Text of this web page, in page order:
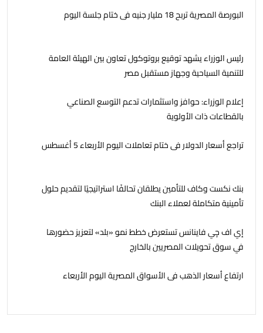
البورصة المصرية تربح 18 مليار جنيه فى ختام جلسة اليوم
رئيس الوزراء يشهد توقيع بروتوكول تعاون بين الهيئة العامة
للتنمية السياحية وجهاز مستقبل مصر
إعلام الوزراء: حوافز واستثمارات تدعم التوسع الصناعي
بالقطاعات ذات الأولوية
تراجع أسعار الدولار فى ختام تعاملات اليوم الأربعاء 5 أغسطس
بنك نكست وكاف للتأمين يطلقان تحالفًا استراتيجيًا لتقديم حلول
تأمينية متكاملة لعملاء البنك
إي اف چي فاينانس تستعرض خطط نمو «بلد» لتعزيز حضورها
في سوق تحويلات المصريين بالخارج
ارتفاع أسعار الذهب فى الأسواق المصرية اليوم الأربعاء